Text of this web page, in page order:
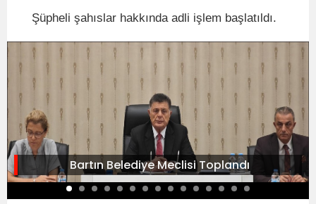
Şüpheli şahıslar hakkında adli işlem başlatıldı.
Bartın Belediye Meclisi Toplandı